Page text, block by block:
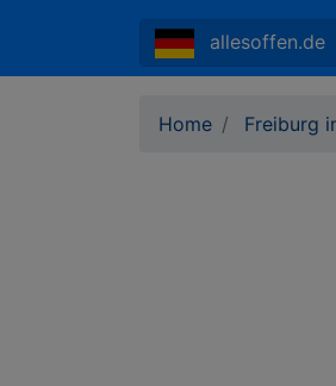
allesoffen.de
Home Freiburg